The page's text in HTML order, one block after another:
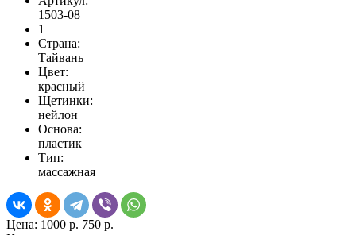
1503-08
1
Страна:
Тайвань
Цвет:
красный
Щетинки:
нейлон
Основа:
пластик
Тип:
массажная
Цена: 1000 р. 750 р.